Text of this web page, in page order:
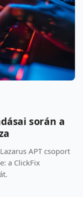
során a
APT csoport
a ClickFix